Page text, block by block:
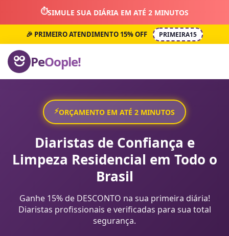
⏱️SIMULE SUA DIÁRIA EM ATÉ 2 MINUTOS
🎉 PRIMEIRO ATENDIMENTO 15% OFF PRIMEIRA15
PeOople!
⚡ORÇAMENTO EM ATÉ 2 MINUTOS
Diaristas de Confiança e
Limpeza Residencial em Todo o
Brasil
Ganhe 15% de DESCONTO na sua primeira diária!
Diaristas profissionais e verificadas para sua total
segurança.